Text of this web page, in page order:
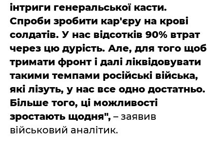
інтриги генеральської касти.
Спроби зробити кар'єру на крові
солдатів. У нас відсотків 90% втрат
через цю дурість. Але, для того щоб
тримати фронт і далі ліквідовувати
такими темпами російські війська,
які лізуть, у нас все одно достатньо.
Більше того, ці можливості
зростають щодня", – заявив
військовий аналітик.